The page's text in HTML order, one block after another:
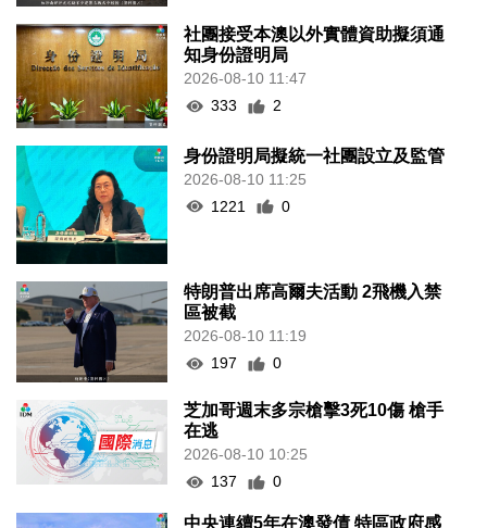
社團接受本澳以外實體資助擬須通
知身份證明局
2026-08-10 11:47
333
2
身份證明局擬統一社團設立及監管
2026-08-10 11:25
1221
0
特朗普出席高爾夫活動 2飛機入禁
區被截
2026-08-10 11:19
197
0
芝加哥週末多宗槍擊3死10傷 槍手
在逃
2026-08-10 10:25
137
0
中央連續5年在澳發債 特區政府感